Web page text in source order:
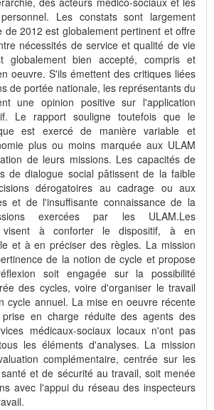
Les constats sont largement
de 2012 est globalement pertinent et offre
nécessités de service et qualité de vie
globalement bien accepté, compris et
oeuvre. S'ils émettent des critiques liées
de portée nationale, les représentants du
une opinion positive sur l'application
Le rapport souligne toutefois que le
est exercé de manière variable et
plus ou moins marquée aux ULAM
de leurs missions. Les capacités de
de dialogue social pâtissent de la faible
dérogatoires au cadrage ou aux
et de l'insuffisante connaissance de la
exercées par les ULAM.Les
visent à conforter le dispositif, à en
et à en préciser des règles. La mission
de la notion de cycle et propose
soit engagée sur la possibilité
des cycles, voire d'organiser le travail
cycle annuel. La mise en oeuvre récente
en charge réduite des agents des
médicaux-sociaux locaux n'ont pas
les éléments d'analyses. La mission
complémentaire, centrée sur les
et de sécurité au travail, soit menée
avec l'appui du réseau des inspecteurs